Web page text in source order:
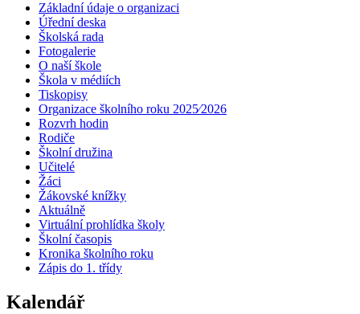
Základní údaje o organizaci
Úřední deska
Školská rada
Fotogalerie
O naší škole
Škola v médiích
Tiskopisy
Organizace školního roku 2025⁄2026
Rozvrh hodin
Rodiče
Školní družina
Učitelé
Žáci
Žákovské knížky
Aktuálně
Virtuální prohlídka školy
Školní časopis
Kronika školního roku
Zápis do 1. třídy
Kalendář